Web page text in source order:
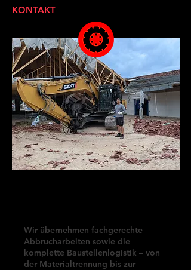
KONTAKT
Wir übernehmen fachgerechte
Abbrucharbeiten sowie die
komplette Baustellenlogistik – von
der Materialtrennung bis zur